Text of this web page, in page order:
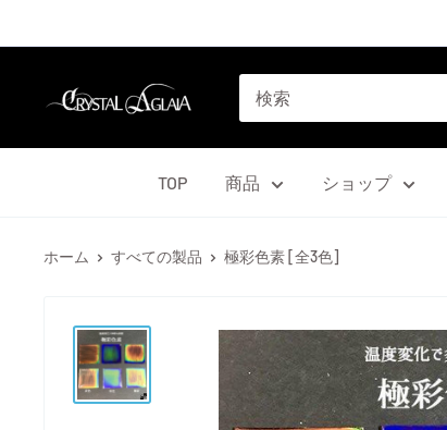
ン
Agrize
TOP 商品 ショップ
ホーム すべての製品 極彩色素 [全3色]